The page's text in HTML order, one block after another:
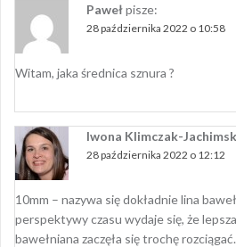
Pawełpisze:
28 października 2022 o 10:58
Witam, jaka średnica sznura ?
Iwona Klimczak-
28 października 2022 o 12:12
10mm – nazywa się dokładnie lina
perspektywy czasu wydaje się, że
bawełniana zaczęła się trochę rozciągać.